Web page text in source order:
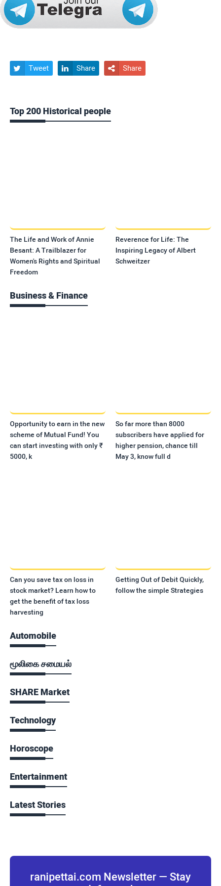
 Tweet  Share  Share
Top 200 Historical people
The Life and Work of Annie
Besant: A Trailblazer for
Women's Rights and Spiritual
Freedom
Reverence for Life: The
Inspiring Legacy of Albert
Schweitzer
Business & Finance
Opportunity to earn in the new
scheme of Mutual Fund! You
can start investing with only ₹
5000, k
So far more than 8000
subscribers have applied for
higher pension, chance till
May 3, know full d
Can you save tax on loss in
stock market? Learn how to
get the benefit of tax loss
harvesting
Getting Out of Debit Quickly,
follow the simple Strategies
Automobile
மூலிகை சமையல்
SHARE Market
Technology
Horoscope
Entertainment
Latest Stories
ranipettai.com Newsletter — Stay